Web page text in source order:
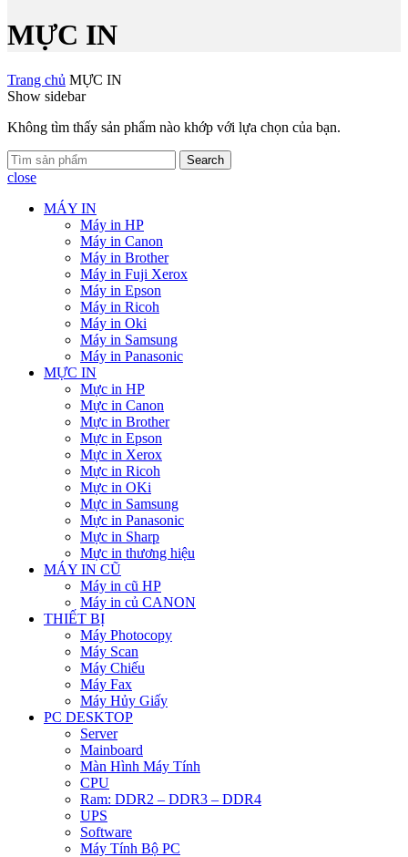
MỰC IN
Trang chủ MỰC IN
Show sidebar
Không tìm thấy sản phẩm nào khớp với lựa chọn của bạn.
Search
close
MÁY IN
Máy in HP
Máy in Canon
Máy in Brother
Máy in Fuji Xerox
Máy in Epson
Máy in Ricoh
Máy in Oki
Máy in Samsung
Máy in Panasonic
MỰC IN
Mực in HP
Mực in Canon
Mực in Brother
Mực in Epson
Mực in Xerox
Mực in Ricoh
Mực in OKi
Mực in Samsung
Mực in Panasonic
Mực in Sharp
Mực in thương hiệu
MÁY IN CŨ
Máy in cũ HP
Máy in củ CANON
THIẾT BỊ
Máy Photocopy
Máy Scan
Máy Chiếu
Máy Fax
Máy Hủy Giấy
PC DESKTOP
Server
Mainboard
Màn Hình Máy Tính
CPU
Ram: DDR2 – DDR3 – DDR4
UPS
Software
Máy Tính Bộ PC